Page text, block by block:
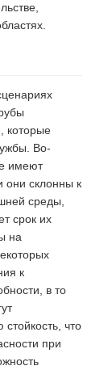
которые
Во-
имеют
они склонны к
среды,
срок их
на
к
в то
что
при